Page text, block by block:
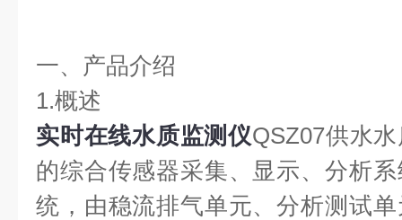
一、产品介绍
1.概述
实时在线水质监测仪QSZ07供水
的综合传感器采集、显示、分析
统，由稳流排气单元、分析测试